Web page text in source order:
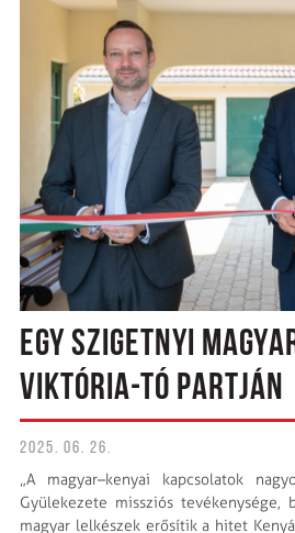
EGY SZIGETNYI
VIKTÓRIA-TÓ PARTJÁN
2025. 06. 26.
„A magyar–kenyai kapcsolatok
Gyülekezete missziós tevékenysége,
magyar lelkészek erősítik a hitet